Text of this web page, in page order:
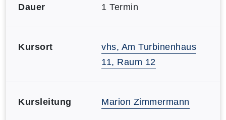
Dauer 1 Termin
Kursort
vhs, Am Turbinenhaus
11, Raum 12
Kursleitung Marion Zimmermann